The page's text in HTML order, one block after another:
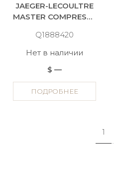
JAEGER-LECOULTRE
MASTER COMPRESSOR
Q1888420
Нет в наличии
$ —
ПОДРОБНЕЕ
1